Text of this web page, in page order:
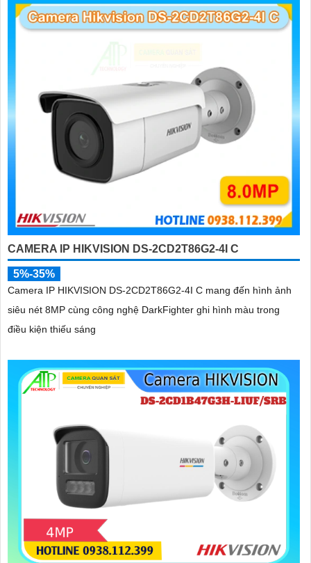
CAMERA IP HIKVISION DS-2CD2T86G2-4I C
5%-35%
Camera IP HIKVISION DS-2CD2T86G2-4I C mang đến hình ảnh
siêu nét 8MP cùng công nghệ DarkFighter ghi hình màu trong
điều kiện thiếu sáng